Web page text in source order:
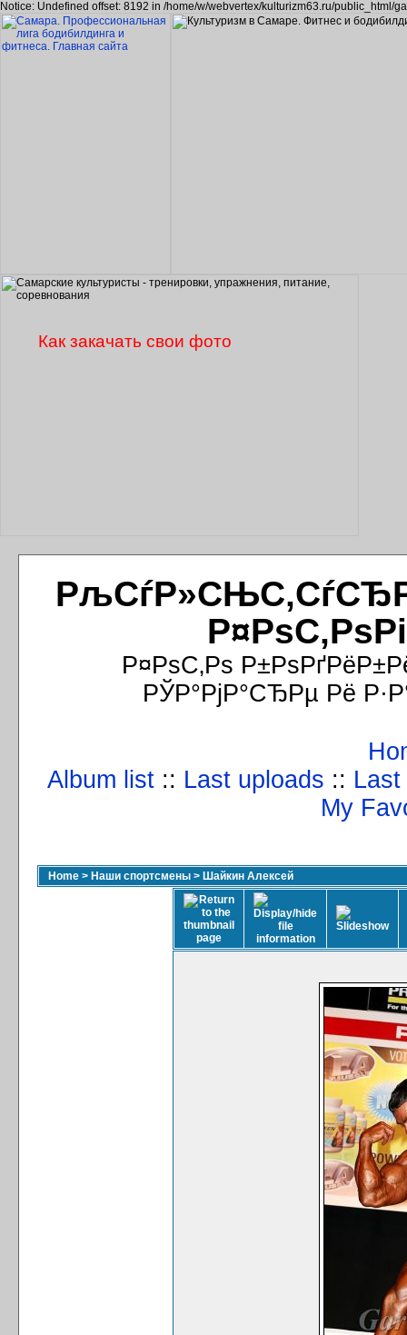
Notice: Undefined offset: 8192 in /home/w/webvertex/kulturizm63.ru/public_html/
Р¤РѕС‚Рѕ
РЎР°РјР°СЂРµ Рё
Album list :: Last uploads ::
My
Home > Наши спортсмены > Шайкин Алексей
Как закачать свои фото